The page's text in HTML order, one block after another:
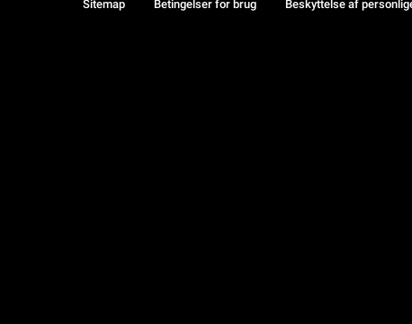
Sitemap Betingelser for brug Beskyttelse af